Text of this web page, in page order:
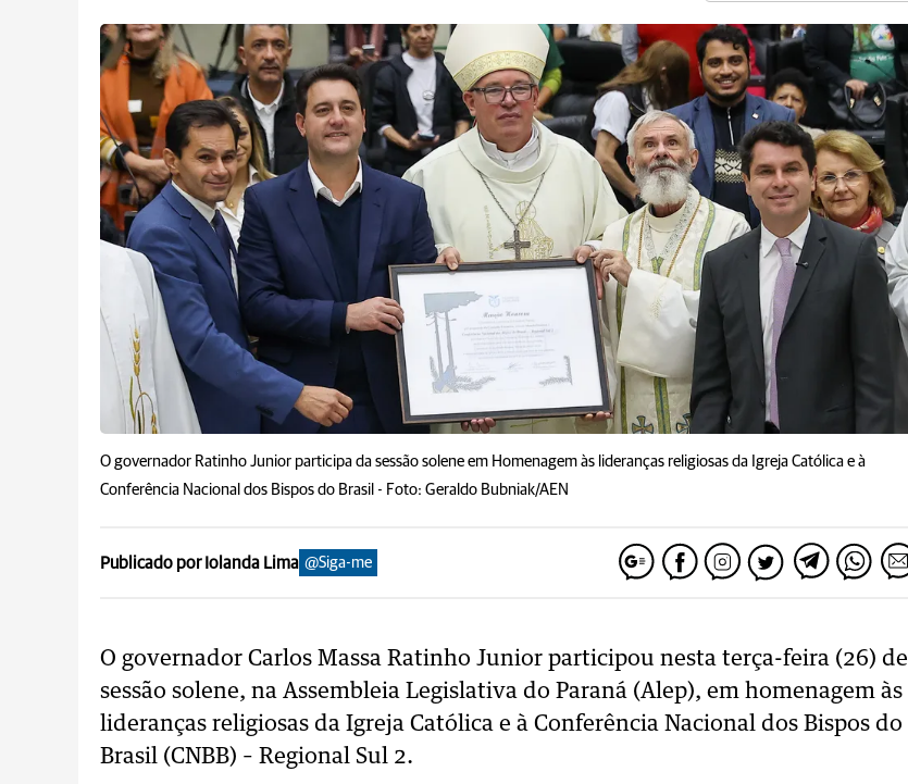
O governador Ratinho Junior participa da sessão solene em Homenagem às lideranças religiosas da Igreja Católica e à
Conferência Nacional dos Bispos do Brasil - Foto: Geraldo Bubniak/AEN
Publicado por Iolanda Lima @Siga-me
O governador Carlos Massa Ratinho Junior participou nesta terça-feira (26) de
sessão solene, na Assembleia Legislativa do Paraná (Alep), em homenagem às
lideranças religiosas da Igreja Católica e à Conferência Nacional dos Bispos do
Brasil (CNBB) – Regional Sul 2.